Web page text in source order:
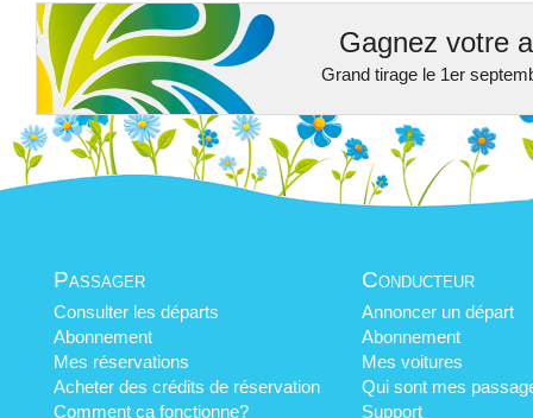
Gagnez votre
Grand tirage le 1er
Passager
Consulter les départs
Abonnement
Mes réservations
Acheter des crédits de réservation
Comment ça fonctionne?
Conducteur
Annoncer un départ
Abonnement
Mes voitures
Qui sont mes
Support